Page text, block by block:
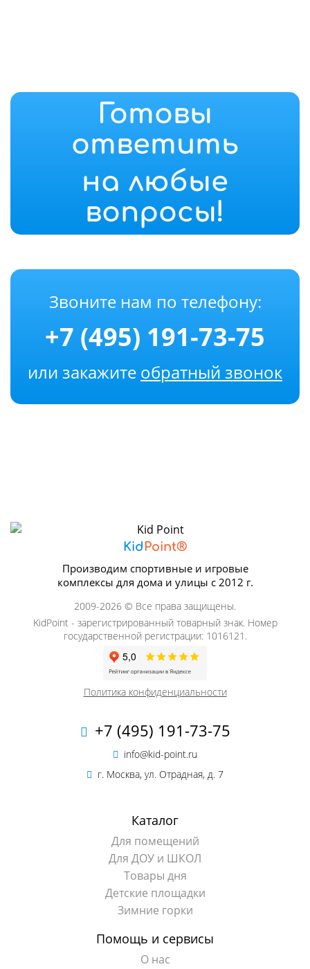
Готовы
ответить
на любые
вопросы!
Звоните нам по телефону:
+7 (495) 191-73-75
или закажите обратный звонок
Каталог
Для помещений
Для ДОУ и ШКОЛ
Товары дня
Детские площадки
Зимние горки
Помощь и сервисы
О нас
+7 (495) 191-73-75
info@kid-point.ru
г. Москва, ул. Отрадная, д. 7
KidPoint®
Производим спортивные и игровые
комплексы для дома и улицы с 2012 г.
2009-2026 © Все права защищены.
KidPoint - зарегистрированный товарный знак. Номер
государственной регистрации: 1016121.
Политика конфиденциальности